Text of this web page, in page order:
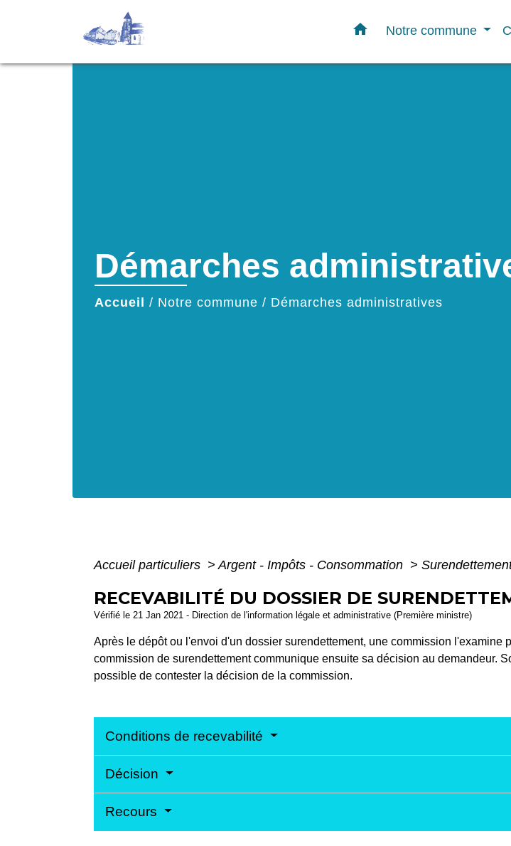
home Notre commune
Démarches
Accueil / Notre commune / Démarches administratives
Accueil particuliers > Argent - Impôts - Consommation >
RECEVABILITÉ DU DOSSIER DE
Vérifié le 21 Jan 2021 - Direction de l'information légale et administrative (Première ministre)
Après le dépôt ou l'envoi d'un dossier surendettement, une commission
commission de surendettement communique ensuite sa décision au demandeur.
possible de contester la décision de la commission.
Conditions de recevabilité
Décision
Recours